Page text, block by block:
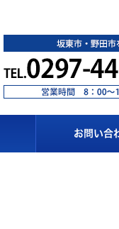
お問い合